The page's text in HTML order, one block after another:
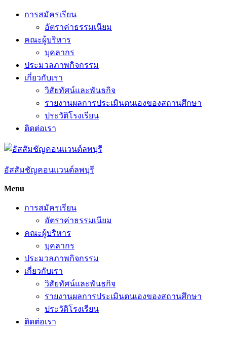
Skip
การสมัครเรียน
อัตราค่าธรรมเนียม
คณะผู้บริหาร
บุคลากร
ประมวลภาพกิจกรรม
เกี่ยวกับเรา
วิสัยทัศน์และพันธกิจ
รายงานผลการประเมินตนเองของสถานศึกษา
ประวัติโรงเรียน
ติดต่อเรา
อัสสัมชัญคอนแวนต์ลพบุรี
Menu
การสมัครเรียน
อัตราค่าธรรมเนียม
คณะผู้บริหาร
บุคลากร
ประมวลภาพกิจกรรม
เกี่ยวกับเรา
วิสัยทัศน์และพันธกิจ
รายงานผลการประเมินตนเองของสถานศึกษา
ประวัติโรงเรียน
ติดต่อเรา